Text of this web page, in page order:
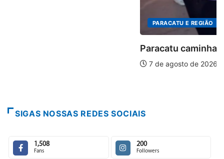
Paracatu caminha pelos 20 anos da Lei...
SIGAS NOSSAS REDES SOCIAIS
1,508
Fans
200
Followers